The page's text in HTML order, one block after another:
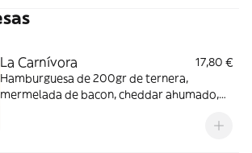
La Carnívora
17,80 €
Hamburguesa de 200gr de ternera,
mermelada de bacon, cheddar ahumado,